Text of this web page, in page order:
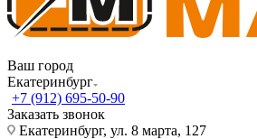
Ваш город
Екатеринбург
+7 (912) 695-50-90
Заказать звонок
Екатеринбург, ул. 8 марта, 127